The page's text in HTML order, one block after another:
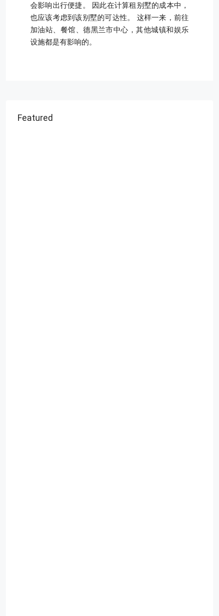
会影响出行便捷。 因此在计算租别墅的成本中，
也应该考虑到该别墅的可达性。 这样一来，前往
加油站、餐馆、德黑兰市中心，其他城镇和娱乐
设施都是有影响的。
Featured